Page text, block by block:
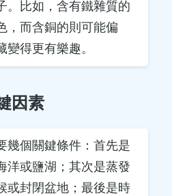
。比如，含有鐵雜質的
，而含銅的則可能偏
得更有樂趣。
因素
幾個關鍵條件：首先是
洋或鹽湖；其次是蒸發
或封閉盆地；最後是時